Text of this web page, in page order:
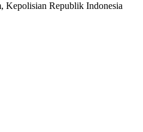
Kepolisian Republik Indonesia